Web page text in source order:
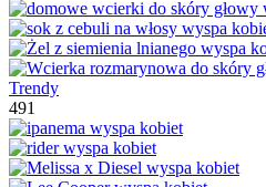
Trendy
491